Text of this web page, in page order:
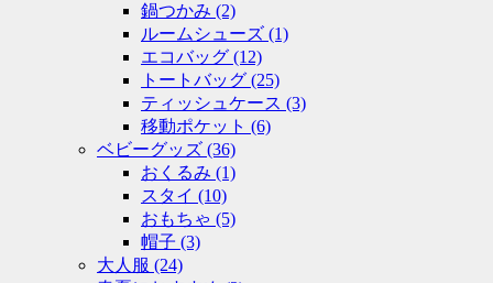
鍋つかみ (2)
ルームシューズ (1)
エコバッグ (12)
トートバッグ (25)
ティッシュケース (3)
移動ポケット (6)
ベビーグッズ (36)
おくるみ (1)
スタイ (10)
おもちゃ (5)
帽子 (3)
大人服 (24)